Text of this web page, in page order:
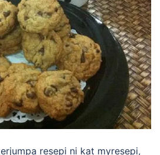
resepi ni kat myresepi,